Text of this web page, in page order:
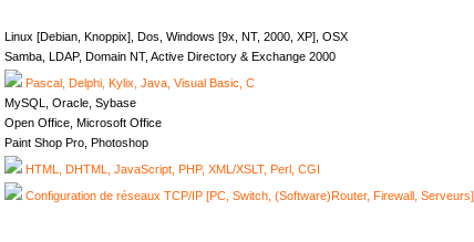
Linux [Debian, Knoppix], Dos, Windows [9x, NT, 2000, XP], OSX
Samba, LDAP, Domain NT, Active Directory & Exchange 2000
Pascal, Delphi, Kylix, Java, Visual Basic, C
MySQL, Oracle, Sybase
Open Office, Microsoft Office
Paint Shop Pro, Photoshop
HTML, DHTML, JavaScript, PHP, XML/XSLT, Perl, CGI
Configuration de réseaux TCP/IP [PC, Switch, (Software)Router, Firewall, Serveurs]